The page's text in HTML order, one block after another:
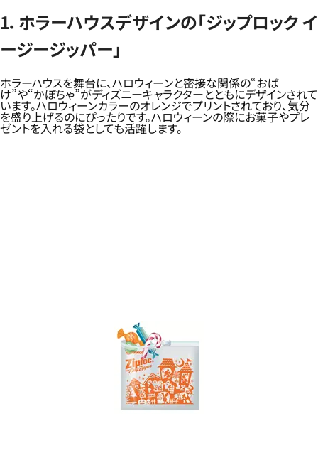
1．ホラーハウスデザインの「ジップロック イ
ージージッパー」
ホラーハウスを舞台に、ハロウィーンと密接な関係の“おば
け”や“かぼちゃ”がディズニーキャラクターとともにデザインされて
います。ハロウィーンカラーのオレンジでプリントされており、気分
を盛り上げるのにぴったりです。ハロウィーンの際にお菓子やプレ
ゼントを入れる袋としても活躍します。